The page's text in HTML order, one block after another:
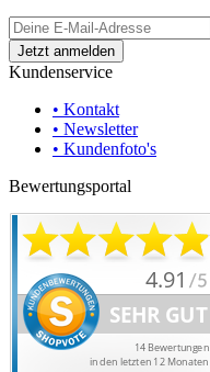
Kundenservice
• Kontakt
• Newsletter
• Kundenfoto's
Bewertungsportal